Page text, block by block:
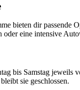
bieten dir passende
eine intensive
bis Samstag jeweils
sie geschlossen.